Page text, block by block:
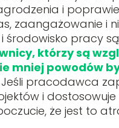
i
zaangażowanie i
pracy
którzy są
mniej powodów
Jeśli pracodawca
i
że jest to